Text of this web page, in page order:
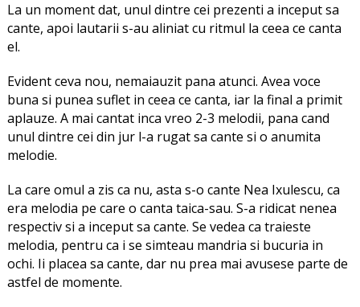
La un moment dat, unul dintre cei prezenti a inceput sa
cante, apoi lautarii s-au aliniat cu ritmul la ceea ce canta
el.
Evident ceva nou, nemaiauzit pana atunci. Avea voce
buna si punea suflet in ceea ce canta, iar la final a primit
aplauze. A mai cantat inca vreo 2-3 melodii, pana cand
unul dintre cei din jur l-a rugat sa cante si o anumita
melodie.
La care omul a zis ca nu, asta s-o cante Nea Ixulescu, ca
era melodia pe care o canta taica-sau. S-a ridicat nenea
respectiv si a inceput sa cante. Se vedea ca traieste
melodia, pentru ca i se simteau mandria si bucuria in
ochi. Ii placea sa cante, dar nu prea mai avusese parte de
astfel de momente.